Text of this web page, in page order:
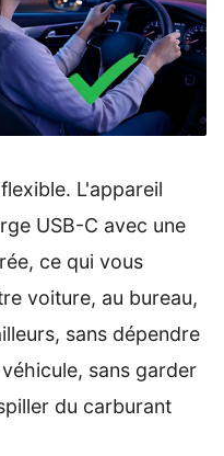
L'appareil
USB-C avec une
ce qui vous
voiture, au bureau,
sans dépendre
sans garder
du carburant